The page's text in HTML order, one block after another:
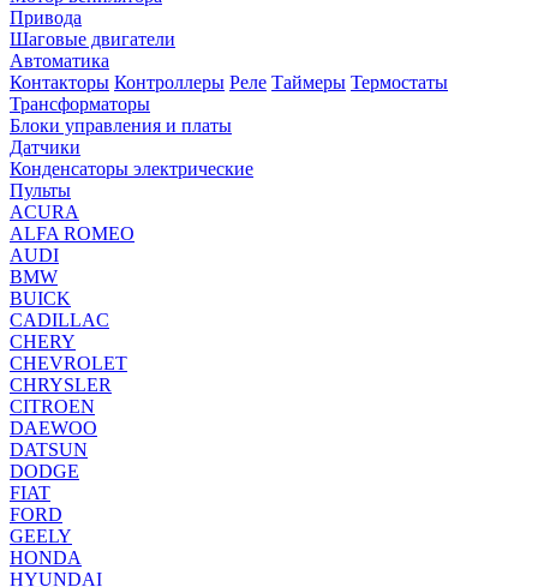
Привода
Шаговые двигатели
Автоматика
Контакторы Контроллеры Реле Таймеры Термостаты
Трансформаторы
Блоки управления и платы
Датчики
Конденсаторы электрические
Пульты
ACURA
ALFA ROMEO
AUDI
BMW
BUICK
CADILLAC
CHERY
CHEVROLET
CHRYSLER
CITROEN
DAEWOO
DATSUN
DODGE
FIAT
FORD
GEELY
HONDA
HYUNDAI